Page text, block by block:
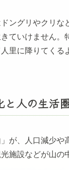
ングリやクリな
ていけません。
里に降りてくる
と人の生活
が、人口減少
施設などが山